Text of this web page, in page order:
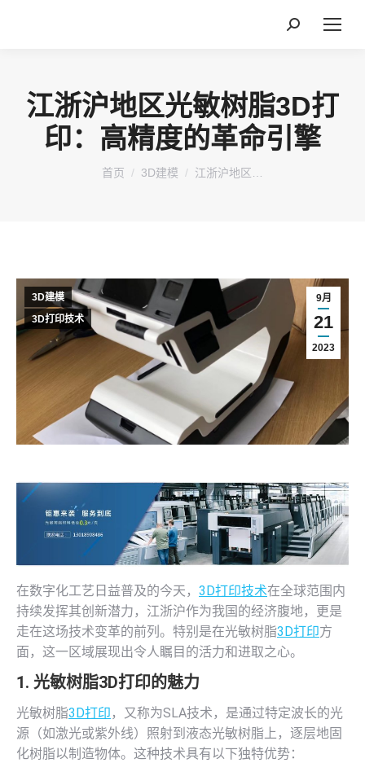
搜
江浙沪地区光敏树脂3D打
印：高精度的革命引擎
您在这里：
首页 3D建模 江浙沪地区…
9月
21
2023
3D建模
3D打印技术
在数字化工艺日益普及的今天， 3D打印技术在全球范围内
持续发挥其创新潜力，江浙沪作为我国的经济腹地，更是
走在这场技术变革的前列。特别是在光敏树脂3D打印方
面，这一区域展现出令人瞩目的活力和进取之心。
1. 光敏树脂3D打印的魅力
光敏树脂3D打印 ，又称为SLA技术，是通过特定波长的光
源（如激光或紫外线）照射到液态光敏树脂上，逐层地固
化树脂以制造物体。这种技术具有以下独特优势：